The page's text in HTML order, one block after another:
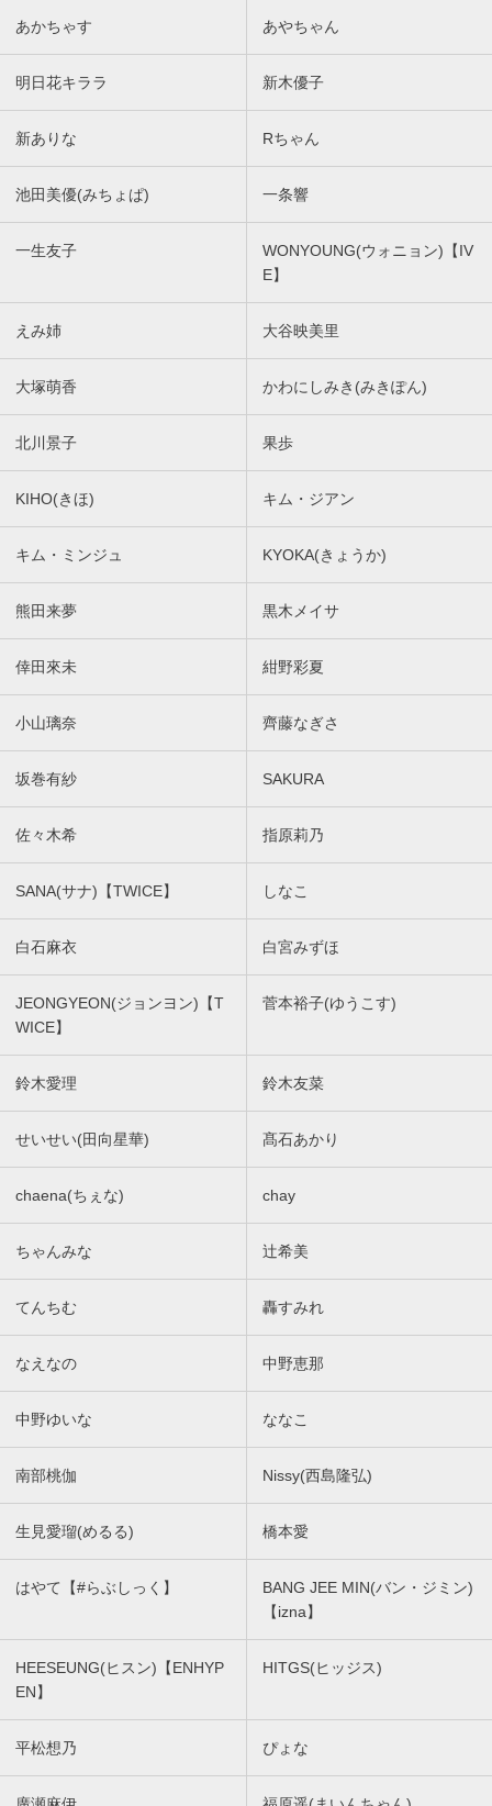
あかちゃす あやちゃん
明日花キララ 新木優子
新ありな Rちゃん
池田美優(みちょぱ) 一条響
一生友子
WONYOUNG(ウォニョン)【IV
E】
えみ姉 大谷映美里
大塚萌香 かわにしみき(みきぽん)
北川景子 果歩
KIHO(きほ) キム・ジアン
キム・ミンジュ KYOKA(きょうか)
熊田来夢 黒木メイサ
倖田來未 紺野彩夏
小山璃奈 齊藤なぎさ
坂巻有紗 SAKURA
佐々木希 指原莉乃
SANA(サナ)【TWICE】 しなこ
白石麻衣 白宮みずほ
JEONGYEON(ジョンヨン)【T
WICE】
菅本裕子(ゆうこす)
鈴木愛理 鈴木友菜
せいせい(田向星華) 髙石あかり
chaena(ちぇな) chay
ちゃんみな 辻希美
てんちむ 轟すみれ
なえなの 中野恵那
中野ゆいな ななこ
南部桃伽 Nissy(西島隆弘)
生見愛瑠(めるる) 橋本愛
はやて【#らぶしっく】
BANG JEE MIN(バン・ジミン)
【izna】
HEESEUNG(ヒスン)【ENHYP
EN】
HITGS(ヒッジス)
平松想乃 ぴょな